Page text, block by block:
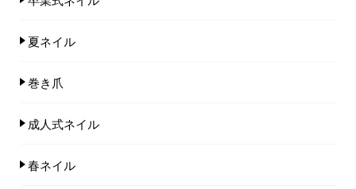
夏ネイル
巻き爪
成人式ネイル
春ネイル